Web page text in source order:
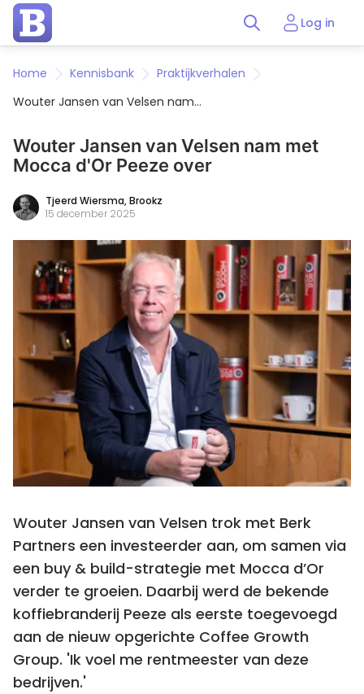
Log in
Home Kennisbank
Praktijkverhalen
Wouter Jansen van Velsen nam
Wouter Jansen van Velsen nam met
Mocca d'Or Peeze over
Tjeerd Wiersma, Brookz
15 december 2025
Wouter Jansen van Velsen trok met Berk
Partners een investeerder aan, om samen via
een buy & build-strategie met Mocca d’Or
verder te groeien. Daarbij werd de bekende
koffiebranderij Peeze als eerste toegevoegd
aan de nieuw opgerichte Coffee Growth
Group. 'Ik voel me rentmeester van deze
bedrijven.'